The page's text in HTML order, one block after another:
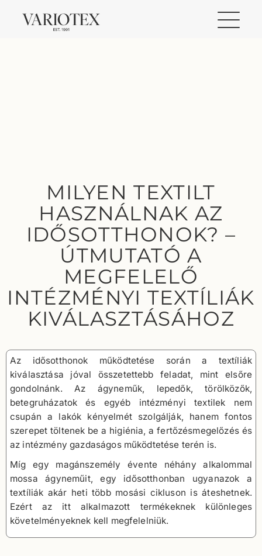
MILYEN TEXTILT
HASZNÁLNAK AZ
IDŐSOTTHONOK? –
ÚTMUTATÓ A
MEGFELELŐ
INTÉZMÉNYI TEXTÍLIÁK
KIVÁLASZTÁSÁHOZ
Az idősotthonok működtetése során a textíliák
kiválasztása jóval összetettebb feladat, mint elsőre
gondolnánk. Az ágyneműk, lepedők, törölközők,
betegruházatok és egyéb intézményi textilek nem
csupán a lakók kényelmét szolgálják, hanem fontos
szerepet töltenek be a higiénia, a fertőzésmegelőzés és
az intézmény gazdaságos működtetése terén is.
Míg egy magánszemély évente néhány alkalommal
mossa ágyneműit, egy idősotthonban ugyanazok a
textíliák akár heti több mosási cikluson is áteshetnek.
Ezért az itt alkalmazott termékeknek különleges
követelményeknek kell megfelelniük.